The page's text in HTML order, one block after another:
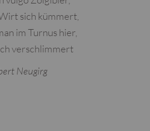
sich kümmert,
im Turnus hier,
verschlimmert
Neugirg